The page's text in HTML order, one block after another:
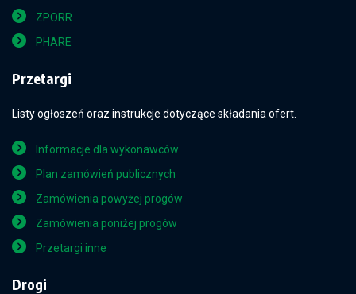
ZPORR
PHARE
Przetargi
Listy ogłoszeń oraz instrukcje dotyczące składania ofert.
Informacje dla wykonawców
Plan zamówień publicznych
Zamówienia powyżej progów
Zamówienia poniżej progów
Przetargi inne
Drogi